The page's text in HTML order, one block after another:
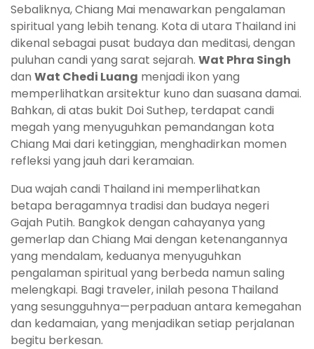
Sebaliknya, Chiang Mai menawarkan pengalaman
spiritual yang lebih tenang. Kota di utara Thailand ini
dikenal sebagai pusat budaya dan meditasi, dengan
puluhan candi yang sarat sejarah. Wat Phra Singh
dan Wat Chedi Luang menjadi ikon yang
memperlihatkan arsitektur kuno dan suasana damai.
Bahkan, di atas bukit Doi Suthep, terdapat candi
megah yang menyuguhkan pemandangan kota
Chiang Mai dari ketinggian, menghadirkan momen
refleksi yang jauh dari keramaian.
Dua wajah candi Thailand ini memperlihatkan
betapa beragamnya tradisi dan budaya negeri
Gajah Putih. Bangkok dengan cahayanya yang
gemerlap dan Chiang Mai dengan ketenangannya
yang mendalam, keduanya menyuguhkan
pengalaman spiritual yang berbeda namun saling
melengkapi. Bagi traveler, inilah pesona Thailand
yang sesungguhnya—perpaduan antara kemegahan
dan kedamaian, yang menjadikan setiap perjalanan
begitu berkesan.